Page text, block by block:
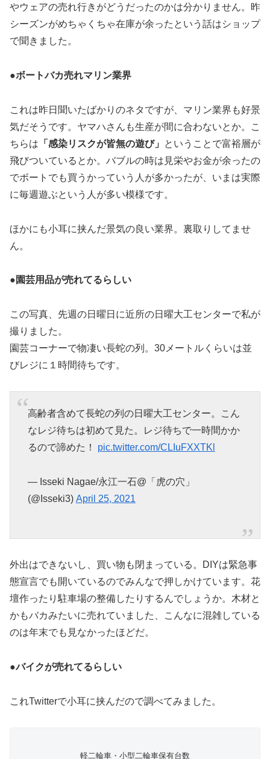
やウェアの売れ行きがどうだったのかは分かりません。昨
シーズンがめちゃくちゃ在庫が余ったという話はショップ
で聞きました。
●ボートバカ売れマリン業界
これは昨日聞いたばかりのネタですが、マリン業界も好景
気だそうです。ヤマハさんも生産が間に合わないとか。こ
ちらは 「感染リスクが皆無の遊び」
ということで富裕層が
飛びついているとか。バブルの時は見栄やお金が余ったの
でボートでも買うかっていう人が多かったが、いまは実際
に毎週遊ぶという人が多い模様です。
ほかにも小耳に挟んだ景気の良い業界。裏取りしてませ
ん。
●園芸用品が売れてるらしい
この写真、先週の日曜日に近所の日曜大工センターで私が
撮りました。
園芸コーナーで物凄い長蛇の列。30メートルくらいは並
びレジに１時間待ちです。
高齢者含めて長蛇の列の日曜大工センター。こん
なレジ待ちは初めて見た。レジ待ちで一時間かか
るので諦めた！ pic.twitter.com/CLIuFXXTKl
— Isseki Nagae/永江一石@「虎の穴」
(@Isseki3) April 25, 2021
外出はできないし、買い物も閉まっている。DIYは緊急事
態宣言でも開いているのでみんなで押しかけています。花
壇作ったり駐車場の整備したりするんでしょうか。木材と
かもバカみたいに売れていました、こんなに混雑している
のは年末でも見なかったほどだ。
●バイクが売れてるらしい
これTwitterで小耳に挟んだので調べてみました。
軽二輪車・小型二輪車保有台数